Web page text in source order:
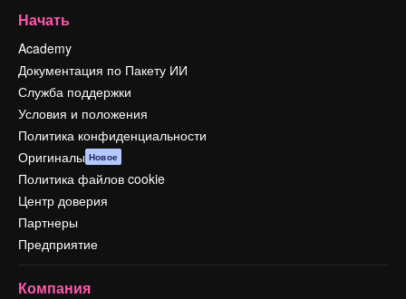
Начать
Academy
Документация по Пакету ИИ
Служба поддержки
Условия и положения
Политика конфиденциальности
Оригиналы Новое
Политика файлов cookie
Центр доверия
Партнеры
Предприятие
Компания